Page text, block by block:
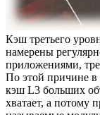
Кэш третьего
намерены
приложениями,
По этой причине в
кэш L3 больших
хватает, а потому